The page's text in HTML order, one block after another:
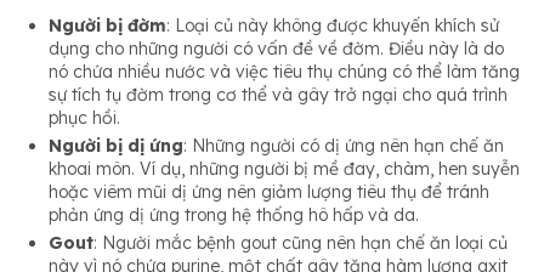
Người bị đờm: Loại củ này không được khuyến khích sử
dụng cho những người có vấn đề về đờm. Điều này là do
nó chứa nhiều nước và việc tiêu thụ chúng có thể làm tăng
sự tích tụ đờm trong cơ thể và gây trở ngại cho quá trình
phục hồi.
Người bị dị ứng: Những người có dị ứng nên hạn chế ăn
khoai môn. Ví dụ, những người bị mề đay, chàm, hen suyễn
hoặc viêm mũi dị ứng nên giảm lượng tiêu thụ để tránh
phản ứng dị ứng trong hệ thống hô hấp và da.
Gout: Người mắc bệnh gout cũng nên hạn chế ăn loại củ
này vì nó chứa purine, một chất gây tăng hàm lượng axit